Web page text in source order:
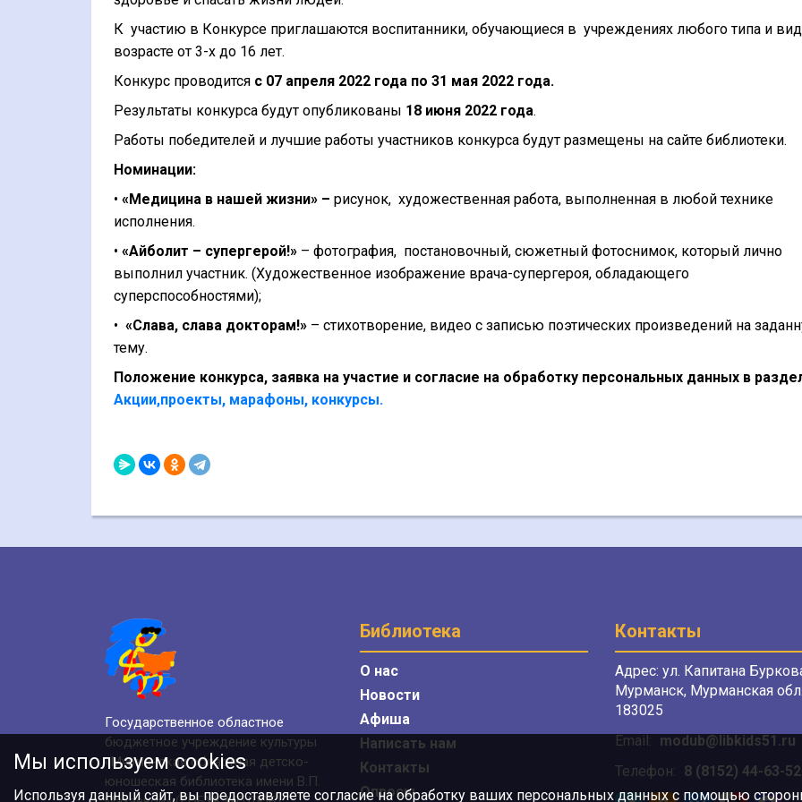
К участию в Конкурсе приглашаются воспитанники, обучающиеся в учреждениях любого типа и
возрасте от 3-х до 16 лет.
Конкурс проводится с 07 апреля 2022 года по 31 мая 2022 года.
Результаты конкурса будут опубликованы 18 июня 2022 года.
Работы победителей и лучшие работы участников конкурса будут размещены на сайте библиотеки.
Номинации:
• «Медицина в нашей жизни» – рисунок, художественная работа, выполненная в любой технике
исполнения.
• «Айболит – супергерой!» – фотография, постановочный, сюжетный фотоснимок, который лично
выполнил участник. (Художественное изображение врача-супергероя, обладающего
суперспособностями);
• «Слава, слава докторам!» – стихотворение, видео с записью поэтических произведений на
тему.
Положение конкурса, заявка на участие и согласие на обработку персональных данных в
Акции,проекты, марафоны, конкурсы.
Государственное областное
бюджетное учреждение культуры
«Мурманская областная детско-
юношеская библиотека имени В.П.
Библиотека
О нас
Новости
Афиша
Написать нам
Контакты
Опросы
Контакты
Адрес: ул. Капитана
Мурманск, Мурманская
183025
Email: modub@libkids51.ru
Телефон: 8 (8152) 44-63-52
Мы используем cookies
Используя данный сайт, вы предоставляете согласие на обработку ваших персональных данных с помощью